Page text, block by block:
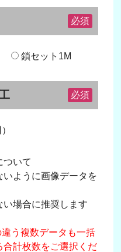
必須
鎖セット1M
必須
いて
ように画像データを
場合に推奨します
う複数データも一括
計枚数をご選択くだ